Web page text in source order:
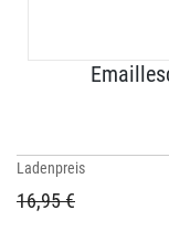
Ladenpreis
16,95 €